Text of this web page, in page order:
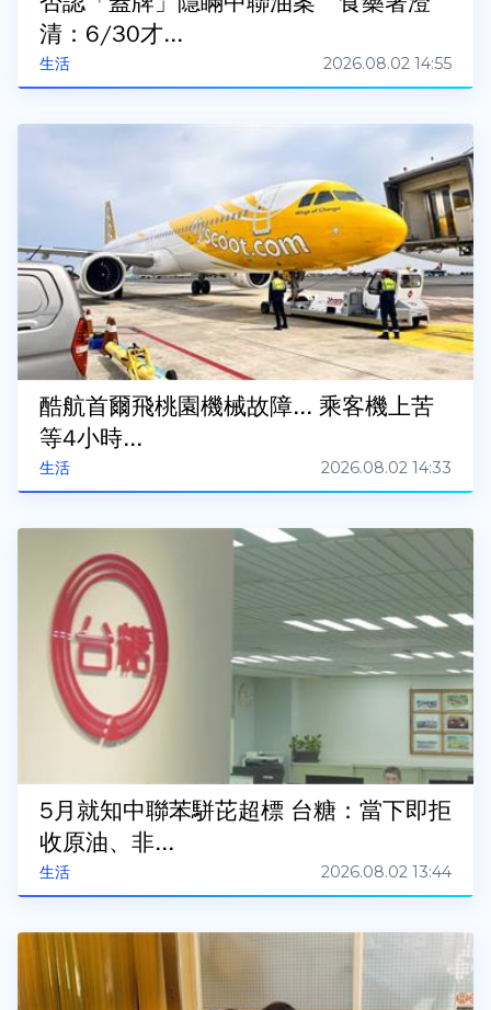
生活
清：6/30才...
2026.08.02 14:55
生活
酷航首爾飛桃園機械故障... 乘客機上苦
等4小時...
2026.08.02 14:33
生活
5月就知中聯苯駢芘超標 台糖：當下即拒
收原油、非...
2026.08.02 13:44